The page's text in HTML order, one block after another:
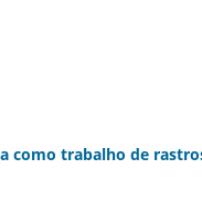
como trabalho de